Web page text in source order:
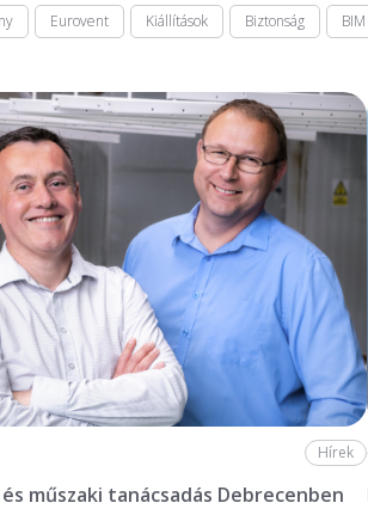
Eurovent Kiállítások Biztonság BIM
Hírek
műszaki tanácsadás Debrecenben